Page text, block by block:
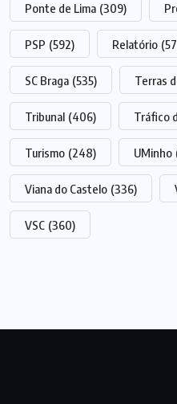
Ponte de Lima (309)
PSP (592) Relatório
SC Braga (535) Terras
Tribunal (406) Tráfico
Turismo (248) UMinho
Viana do Castelo (336)
VSC (360)